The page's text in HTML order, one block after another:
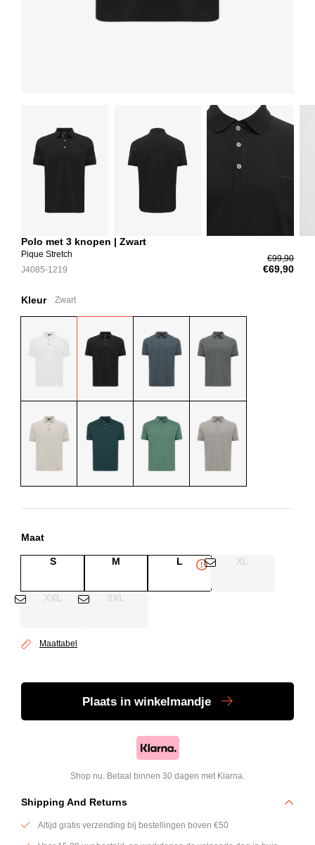
Polo met 3 knopen | Zwart
Pique Stretch
J4085-1219
€99,90
€69,90
Kleur Zwart
Maat
S M L XL
XXL 3XL
Maattabel
Plaats in winkelmandje
Shop nu. Betaal binnen 30 dagen met Klarna.
Shipping And Returns
Altijd gratis verzending bij bestellingen boven €50